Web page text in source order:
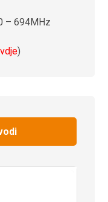
– 694MHz
)